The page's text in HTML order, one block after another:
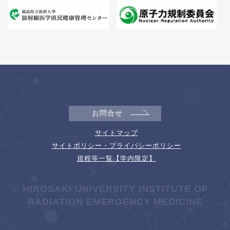
お問合せ
サイトマップ
サイトポリシー・プライバシーポリシー
規程等一覧【学内限定】
HIROSAKI UNIVERSITY INSTITUTE OF
RADIATION EMERGENCY MEDICINE